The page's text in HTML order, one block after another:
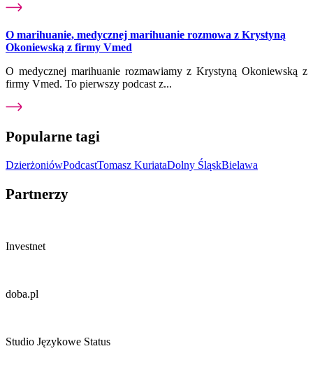
O marihuanie, medycznej marihuanie rozmowa z Krystyną
Okoniewską z firmy Vmed
O medycznej marihuanie rozmawiamy z Krystyną Okoniewską z
firmy Vmed. To pierwszy podcast z...
Popularne tagi
DzierżoniówPodcastTomasz KuriataDolny ŚląskBielawa
Partnerzy
Investnet
doba.pl
Studio Językowe Status